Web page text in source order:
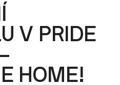
V PRIDE
HOME!